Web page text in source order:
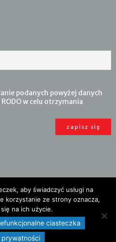
podanych powyżej danych
w celu otrzymania
aby świadczyć usługi na
korzystanie ze strony oznacza,
na ich użycie.
ciasteczka
prywatności